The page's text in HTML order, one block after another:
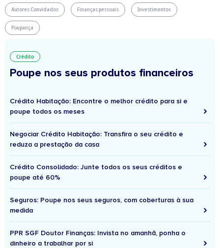
Autores Convidados Finanças pessoais Investimentos
Poupança
Crédito
Poupe nos seus produtos financeiros
Crédito Habitação: Encontre o melhor crédito para si e
poupe todos os meses
Negociar Crédito Habitação: Transfira o seu crédito e
reduza a prestação da casa
Crédito Consolidado: Junte todos os seus créditos e
poupe até 60%
Seguros: Poupe nos seus seguros, com coberturas à sua
medida
PPR SGF Doutor Finanças: Invista no amanhã, ponha o
dinheiro a trabalhar por si